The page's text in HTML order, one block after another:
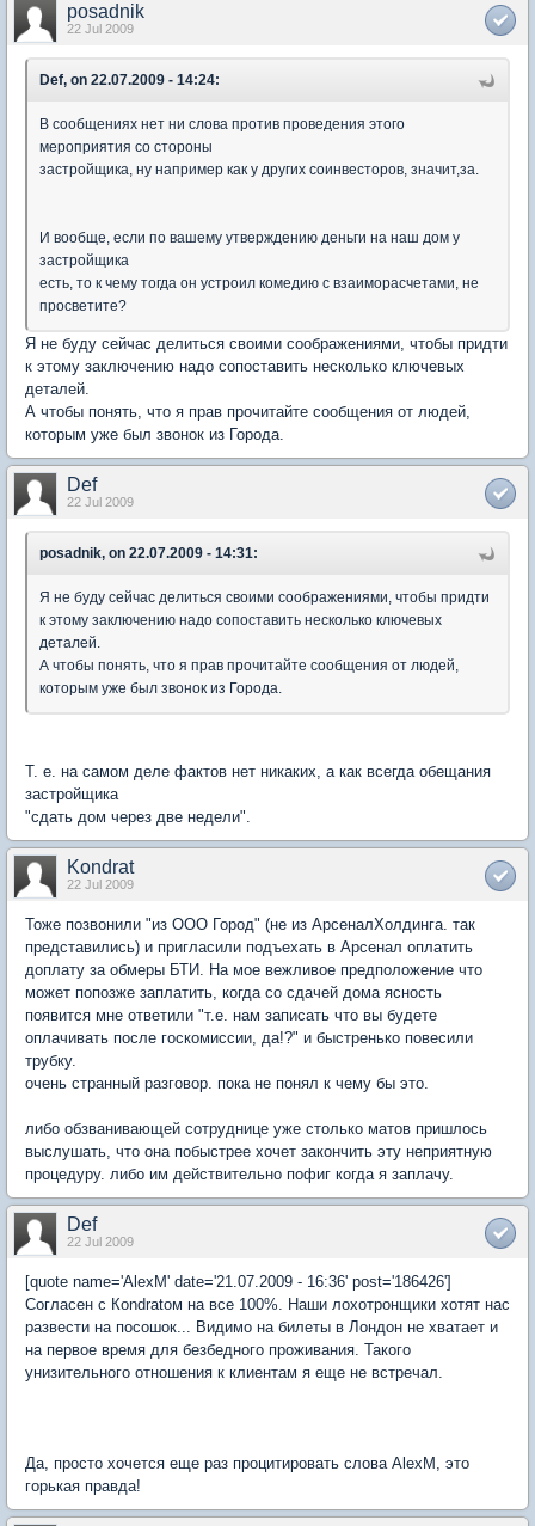
posadnik
22 Jul 2009
Def, on 22.07.2009 - 14:24:
В сообщениях нет ни слова против проведения этого
мероприятия со стороны
застройщика, ну например как у других соинвесторов, значит,за.
И вообще, если по вашему утверждению деньги на наш дом у
застройщика
есть, то к чему тогда он устроил комедию с взаиморасчетами, не
просветите?
Я не буду сейчас делиться своими соображениями, чтобы придти
к этому заключению надо сопоставить несколько ключевых
деталей.
А чтобы понять, что я прав прочитайте сообщения от людей,
которым уже был звонок из Города.
Def
22 Jul 2009
posadnik, on 22.07.2009 - 14:31:
Я не буду сейчас делиться своими соображениями, чтобы придти
к этому заключению надо сопоставить несколько ключевых
деталей.
А чтобы понять, что я прав прочитайте сообщения от людей,
которым уже был звонок из Города.
Т. е. на самом деле фактов нет никаких, а как всегда обещания
застройщика
"сдать дом через две недели".
Kondrat
22 Jul 2009
Тоже позвонили "из ООО Город" (не из АрсеналХолдинга. так
представились) и пригласили подъехать в Арсенал оплатить
доплату за обмеры БТИ. На мое вежливое предположение что
может попозже заплатить, когда со сдачей дома ясность
появится мне ответили "т.е. нам записать что вы будете
оплачивать после госкомиссии, да!?" и быстренько повесили
трубку.
очень странный разговор. пока не понял к чему бы это.
либо обзванивающей сотруднице уже столько матов пришлось
выслушать, что она побыстрее хочет закончить эту неприятную
процедуру. либо им действительно пофиг когда я заплачу.
Def
22 Jul 2009
[quote name='AlexM' date='21.07.2009 - 16:36' post='186426']
Согласен с Коndrаtом на все 100%. Наши лохотронщики хотят нас
развести на посошок... Видимо на билеты в Лондон не хватает и
на первое время для безбедного проживания. Такого
унизительного отношения к клиентам я еще не встречал.
Да, просто хочется еще раз процитировать слова AlexM, это
горькая правда!